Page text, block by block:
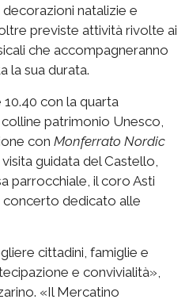
natalizie e
previste attività rivolte ai
che accompagneranno
la sua durata.
con la quarta
patrimonio Unesco,
con Monferrato Nordic
guidata del Castello,
parrocchiale, il coro Asti
concerto dedicato alle
cittadini, famiglie e
e convivialità»,
«Il Mercatino